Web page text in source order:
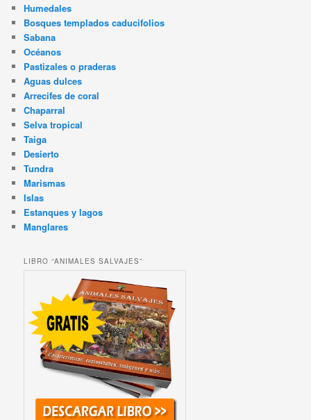
Humedales
Bosques templados caducifolios
Sabana
Océanos
Pastizales o praderas
Aguas dulces
Arrecifes de coral
Chaparral
Selva tropical
Taiga
Desierto
Tundra
Marismas
Islas
Estanques y lagos
Manglares
LIBRO “ANIMALES SALVAJES”